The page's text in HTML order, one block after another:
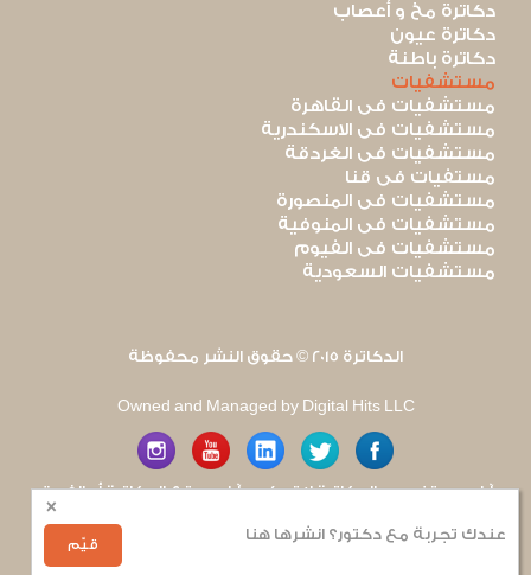
×
قيّم
عندك تجربة مع دكتور؟ انشرها هنا
دكاترة مخ و أعصاب
دكاترة عيون
دكاترة باطنة
مستشفيات
مستشفيات فى القاهرة
مستشفيات فى الاسكندرية
مستشفيات فى الغردقة
مستفيات فى قنا
مستشفيات فى المنصورة
مستشفيات فى المنوفية
مستشفيات فى الفيوم
مستشفيات السعودية
الدكاترة 2015 © حقوق النشر محفوظة
Owned and Managed by Digital Hits LLC
آراء مستخدمى الدكاترة لا تعكس آراء موقع الدكاترة أو الفريق
العامل به. يتم بذل قصارى الجهد لضمان منع نشر أى اساءة أو
هجوم شخصى.للإبلاغ عن أى إساءة